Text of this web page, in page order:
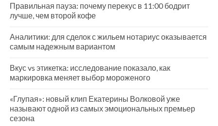
Правильная пауза: почему перекус в 11:00 бодрит
лучше, чем второй кофе
Аналитики: для сделок с жильем нотариус оказывается
самым надежным вариантом
Вкус vs этикетка: исследование показало, как
маркировка меняет выбор мороженого
«Глупая»: новый клип Екатерины Волковой уже
называют одной из самых эмоциональных премьер
сезона